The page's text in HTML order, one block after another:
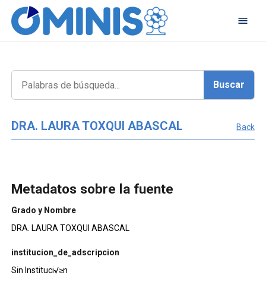
DRA. LAURA TOXQUI ABASCAL Back
Metadatos sobre la fuente
Grado y Nombre
DRA. LAURA TOXQUI ABASCAL
institucion_de_adscripcion
Sin Instituci√≥n